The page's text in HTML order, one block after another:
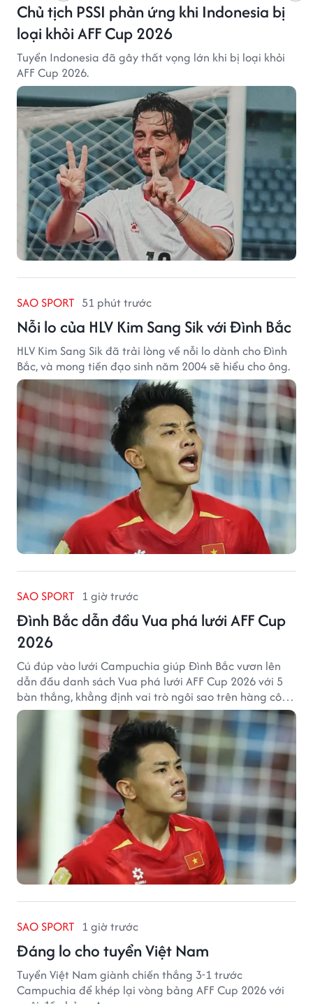
Chủ tịch PSSI phản ứng khi Indonesia bị
loại khỏi AFF Cup 2026
Tuyển Indonesia đã gây thất vọng lớn khi bị loại khỏi
AFF Cup 2026.
SAO SPORT 51 phút trước
Nỗi lo của HLV Kim Sang Sik với Đình Bắc
HLV Kim Sang Sik đã trải lòng về nỗi lo dành cho Đình
Bắc, và mong tiền đạo sinh năm 2004 sẽ hiểu cho ông.
SAO SPORT 1 giờ trước
Đình Bắc dẫn đầu Vua phá lưới AFF Cup
2026
Cú đúp vào lưới Campuchia giúp Đình Bắc vươn lên
dẫn đầu danh sách Vua phá lưới AFF Cup 2026 với 5
bàn thắng, khẳng định vai trò ngôi sao trên hàng công
tuyển Việt Nam.
SAO SPORT 1 giờ trước
Đáng lo cho tuyển Việt Nam
Tuyển Việt Nam giành chiến thắng 3-1 trước
Campuchia để khép lại vòng bảng AFF Cup 2026 với